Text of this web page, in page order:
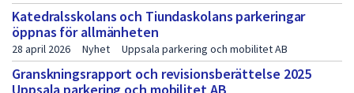
k
a
t
i
Katedralsskolans och Tiundaskolans parkeringar
öppnas för allmänheten
28 april 2026 Nyhet Uppsala parkering och mobilitet AB
Granskningsrapport och revisionsberättelse 2025